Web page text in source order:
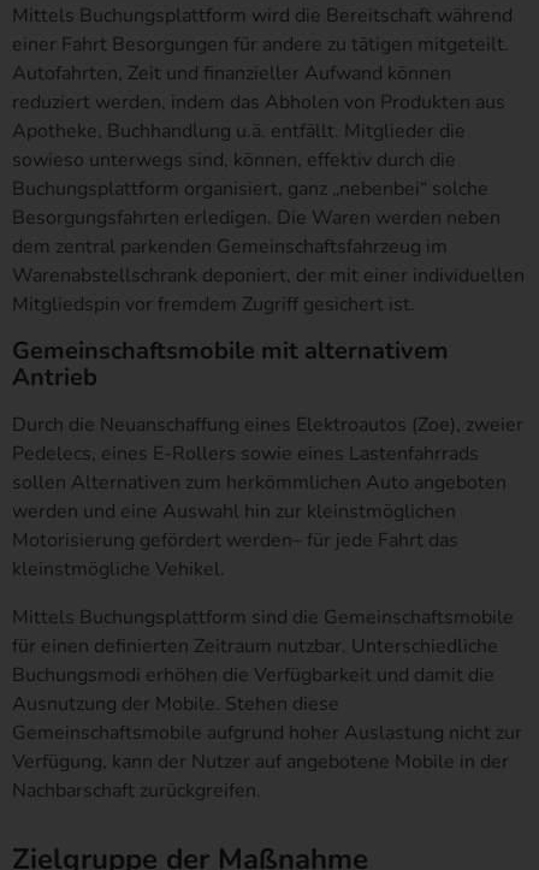
Mittels Buchungsplattform wird die Bereitschaft während
einer Fahrt Besorgungen für andere zu tätigen mitgeteilt.
Autofahrten, Zeit und finanzieller Aufwand können
reduziert werden, indem das Abholen von Produkten aus
Apotheke, Buchhandlung u.ä. entfällt. Mitglieder die
sowieso unterwegs sind, können, effektiv durch die
Buchungsplattform organisiert, ganz „nebenbei“ solche
Besorgungsfahrten erledigen. Die Waren werden neben
dem zentral parkenden Gemeinschaftsfahrzeug im
Warenabstellschrank deponiert, der mit einer individuellen
Mitgliedspin vor fremdem Zugriff gesichert ist.
Gemeinschaftsmobile mit alternativem
Antrieb
Durch die Neuanschaffung eines Elektroautos (Zoe), zweier
Pedelecs, eines E-Rollers sowie eines Lastenfahrrads
sollen Alternativen zum herkömmlichen Auto angeboten
werden und eine Auswahl hin zur kleinstmöglichen
Motorisierung gefördert werden– für jede Fahrt das
kleinstmögliche Vehikel.
Mittels Buchungsplattform sind die Gemeinschaftsmobile
für einen definierten Zeitraum nutzbar. Unterschiedliche
Buchungsmodi erhöhen die Verfügbarkeit und damit die
Ausnutzung der Mobile. Stehen diese
Gemeinschaftsmobile aufgrund hoher Auslastung nicht zur
Verfügung, kann der Nutzer auf angebotene Mobile in der
Nachbarschaft zurückgreifen.
Zielgruppe der Maßnahme
Registrierung auf unserer Internetseite
Internetseite des für die Verarbeitung Verantwortlichen unter
Angabe von personenbezogenen Daten zu registrieren. Welche
personenbezogenen Daten dabei an den für die Verarbeitung
Verantwortlichen übermittelt werden, ergibt sich aus der jeweiligen
Eingabemaske, die für die Registrierung verwendet wird. Die von
der betroffenen Person eingegebenen personenbezogenen Daten
werden ausschließlich für die interne Verwendung bei dem für die
Verarbeitung Verantwortlichen und für eigene Zwecke erhoben
die Weitergabe an einen oder mehrere Auftragsverarbeiter,
beispielsweise einen Paketdienstleister, veranlassen, der die
interne Verwendung, die dem für die Verarbeitung
Verantwortlichen zuzurechnen ist, nutzt.
Durch eine Registrierung auf der Internetseite des für die
Verarbeitung Verantwortlichen wird ferner die vom Internet-
Service-Provider (ISP) der betroffenen Person vergebene IP-
Adresse, das Datum sowie die Uhrzeit der Registrierung
Hintergrund, dass nur so der Missbrauch unserer Dienste
verhindert werden kann, und diese Daten im Bedarfsfall
ermöglichen, begangene Straftaten aufzuklären. Insofern ist die
Speicherung dieser Daten zur Absicherung des für die
Verarbeitung Verantwortlichen erforderlich. Eine Weitergabe
dieser Daten an Dritte erfolgt grundsätzlich nicht, sofern keine
gesetzliche Pflicht zur Weitergabe besteht oder die Weitergabe
Die Registrierung der betroffenen Person unter freiwilliger Angabe